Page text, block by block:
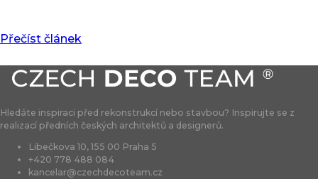
Přečíst článek
Hledáte inspiraci před rekonstrukcí nebo stavbou? Inspirujte se z
realizací předních českých architektů a designerů.
Libečkova 10, 155 00 Praha 5
+420 778 488 084
kancelar@czechdecoteam.cz